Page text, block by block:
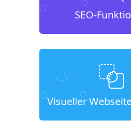
SEO-
Visueller